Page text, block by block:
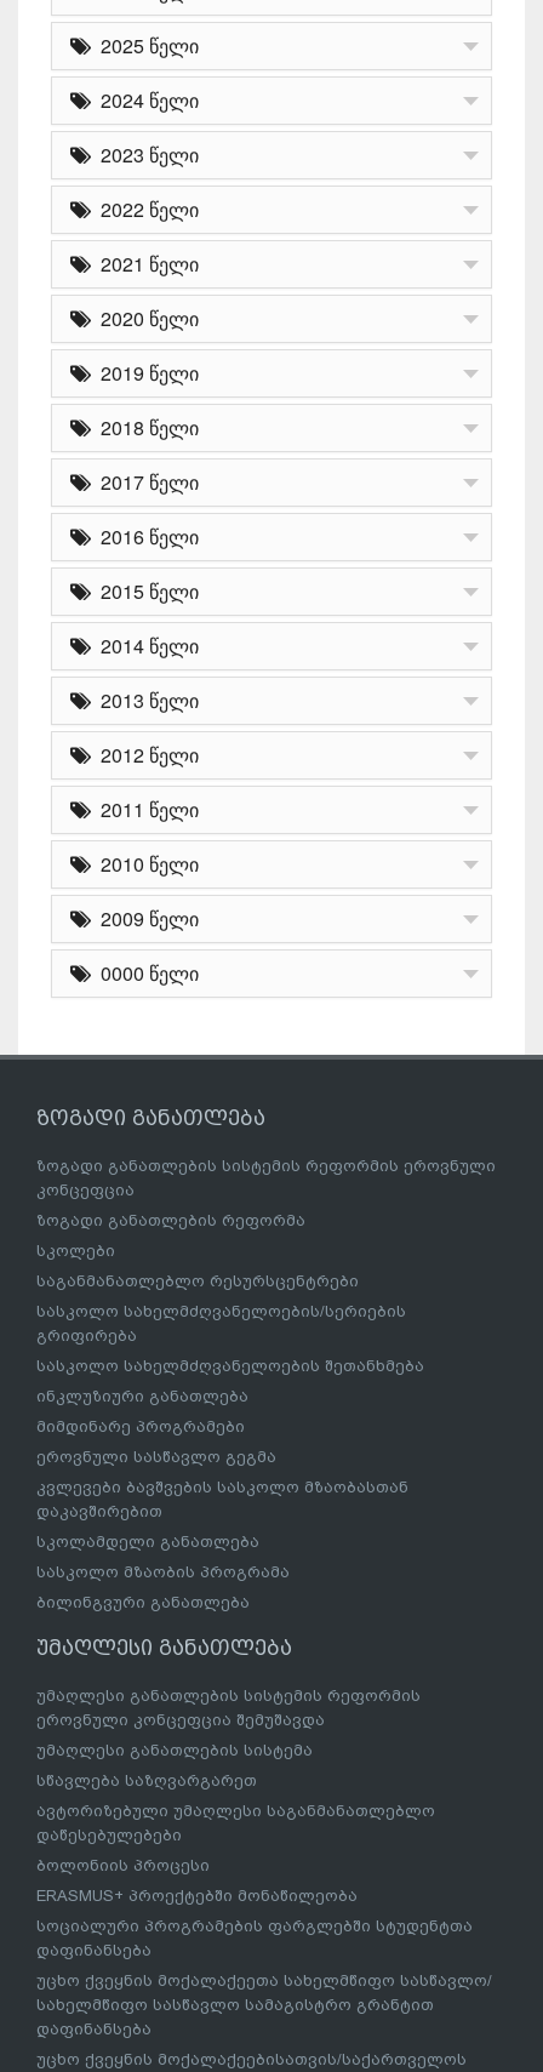
2025 წელი
2024 წელი
2023 წელი
2022 წელი
2021 წელი
2020 წელი
2019 წელი
2018 წელი
2017 წელი
2016 წელი
2015 წელი
2014 წელი
2013 წელი
2012 წელი
2011 წელი
2010 წელი
2009 წელი
0000 წელი
ზოგადი განათლება
ზოგადი განათლების სისტემის რეფორმის ეროვნული
კონცეფცია
ზოგადი განათლების რეფორმა
სკოლები
საგანმანათლებლო რესურსცენტრები
სასკოლო სახელმძღვანელოების/სერიების
გრიფირება
სასკოლო სახელმძღვანელოების შეთანხმება
ინკლუზიური განათლება
მიმდინარე პროგრამები
ეროვნული სასწავლო გეგმა
კვლევები ბავშვების სასკოლო მზაობასთან
დაკავშირებით
სკოლამდელი განათლება
სასკოლო მზაობის პროგრამა
ბილინგვური განათლება
უმაღლესი განათლება
უმაღლესი განათლების სისტემის რეფორმის
ეროვნული კონცეფცია შემუშავდა
უმაღლესი განათლების სისტემა
სწავლება საზღვარგარეთ
ავტორიზებული უმაღლესი საგანმანათლებლო
დაწესებულებები
ბოლონიის პროცესი
ERASMUS+ პროექტებში მონაწილეობა
სოციალური პროგრამების ფარგლებში სტუდენტთა
დაფინანსება
უცხო ქვეყნის მოქალაქეეთა სახელმწიფო სასწავლო/
სახელმწიფო სასწავლო სამაგისტრო გრანტით
დაფინანსება
უცხო ქვეყნის მოქალაქეებისათვის/საქართველოს